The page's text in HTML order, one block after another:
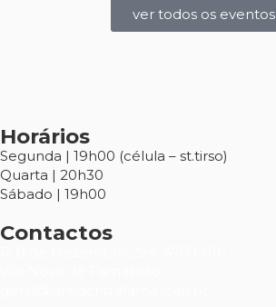
ver todos os eventos
Horários
Segunda | 19h00 (célula – st.tirso)
Quarta | 20h30
Sábado | 19h00
Contactos